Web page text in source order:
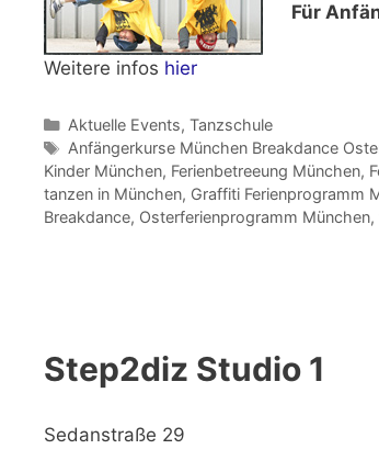
Für
Weitere infos hier
Kategorien
Aktuelle Events, Tanzschule
Schlagwörter
Anfängerkurse München Breakdance
Kinder München, Ferienbetreeung München,
tanzen in München, Graffiti Ferienprogramm
Breakdance, Osterferienprogramm München,
Step2diz Studio 1
Sedanstraße 29